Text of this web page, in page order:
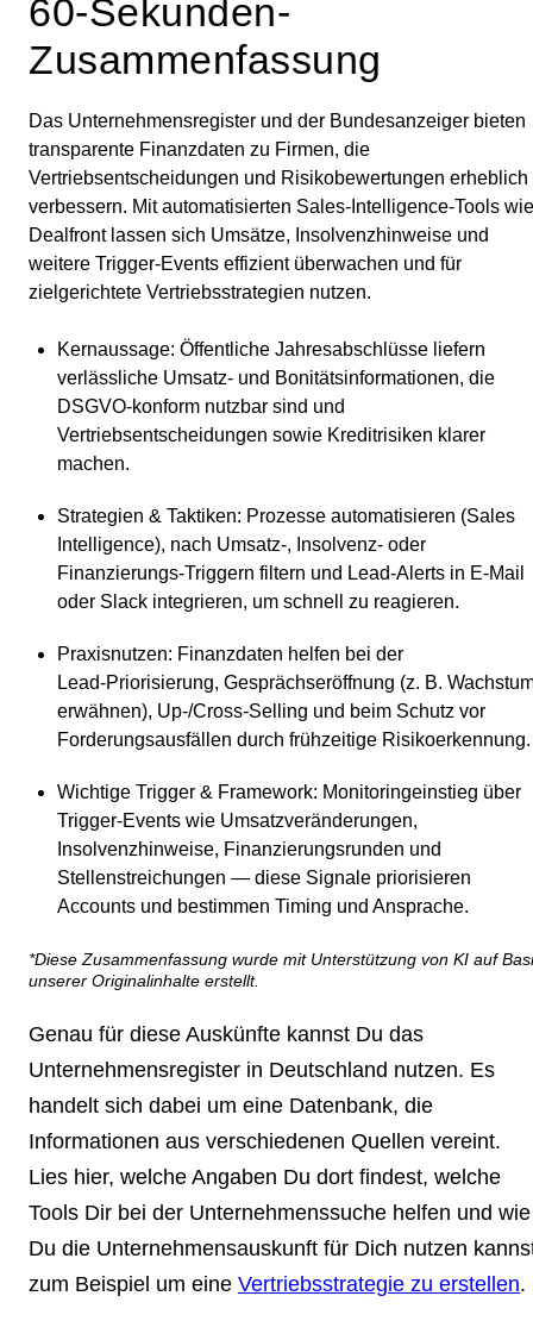
60-Sekunden-
Zusammenfassung
Das Unternehmensregister und der Bundesanzeiger bieten
transparente Finanzdaten zu Firmen, die
Vertriebsentscheidungen und Risikobewertungen erheblich
verbessern. Mit automatisierten Sales‑Intelligence‑Tools wie
Dealfront lassen sich Umsätze, Insolvenzhinweise und
weitere Trigger‑Events effizient überwachen und für
zielgerichtete Vertriebsstrategien nutzen.
Kernaussage: Öffentliche Jahresabschlüsse liefern
verlässliche Umsatz‑ und Bonitätsinformationen, die
DSGVO‑konform nutzbar sind und
Vertriebsentscheidungen sowie Kreditrisiken klarer
machen.
Strategien & Taktiken: Prozesse automatisieren (Sales
Intelligence), nach Umsatz‑, Insolvenz‑ oder
Finanzierungs‑Triggern filtern und Lead‑Alerts in E‑Mail
oder Slack integrieren, um schnell zu reagieren.
Praxisnutzen: Finanzdaten helfen bei der
Lead‑Priorisierung, Gesprächseröffnung (z. B.
erwähnen), Up‑/Cross‑Selling und beim Schutz vor
Forderungsausfällen durch frühzeitige Risikoerkennung.
Wichtige Trigger & Framework: Monitoringeinstieg über
Trigger‑Events wie Umsatzveränderungen,
Insolvenzhinweise, Finanzierungsrunden und
Stellenstreichungen — diese Signale priorisieren
Accounts und bestimmen Timing und Ansprache.
*Diese Zusammenfassung wurde mit Unterstützung von KI auf
unserer Originalinhalte erstellt.
Genau für diese Auskünfte kannst Du das
Unternehmensregister in Deutschland nutzen. Es
handelt sich dabei um eine Datenbank, die
Informationen aus verschiedenen Quellen vereint.
Lies hier, welche Angaben Du dort findest, welche
Tools Dir bei der Unternehmenssuche helfen und wie
Du die Unternehmensauskunft für Dich nutzen
zum Beispiel um eine Vertriebsstrategie zu erstellen.